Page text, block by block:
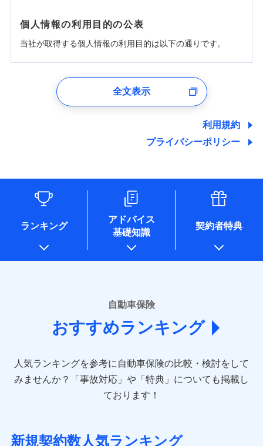
個人情報の利用目的の公表
当社が取得する個人情報の利用目的は以下の通りです。
ユーザー登録受付および、管理のため
しくは委託を受けている保険会社・提携会社の保険その他に
関する情報を提供し、金融商品等の契約を勧奨するため、ま
た維持管理等の委託業務遂行のため、またそれらに付帯、関
情報を取引のある他の保険会社の商品・サービスをご提案す
るために利用させていただくことがあります。）
各種セミナーの開催のため
コンサルティングサービスの実施のため
アンケートやキャンペーン等の実施のため
上記に係る案内・手続き・管理等付帯業務を行うため
* 当社が委託を受けている保険会社の情報は、保険会社のホ
ームページに掲載しておりますので、ご確認ください。
あいおいニッセイ同和損害保険株式会社
(https://www.aioinissaydowa.co.jp/)
アクサ損害保険株式会社 (https://www.axa-
direct.co.jp/)
sompo.co.jp/)
東京海上ダイレクト損害保険株式会社 (https://www.e-
AIG損害保険株式会社 (https://www.aig.co.jp/sonpo)
ジェイアイ傷害火災保険株式会社
全文表示
利用規約
プライバシーポリシー
ランキング
アドバイス
基礎知識
契約者特典
自動車保険
おすすめランキング
人気ランキングを参考に自動車保険の比較・検討をして
みませんか？
「事故対応」や「特典」についても掲載し
ております！
新規契約数人気ランキング